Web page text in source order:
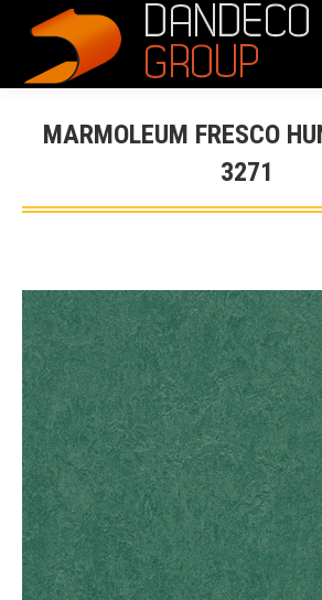
MARMOLEUM FRESCO
3271